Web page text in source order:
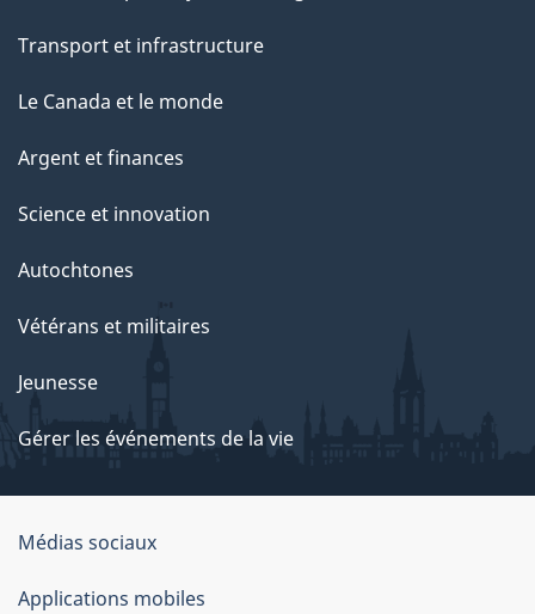
Transport et infrastructure
Le Canada et le monde
Argent et finances
Science et innovation
Autochtones
Vétérans et militaires
Jeunesse
Gérer les événements de la vie
Organisation
du
Médias sociaux
Applications mobiles